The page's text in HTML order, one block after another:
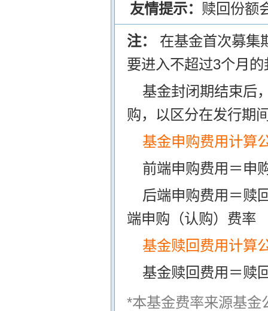
友情提示： 赎回份额
注： 在基金首次募集
要进入不超过3个月
基金封闭期结束后
购，以区分在发行期
基金申购费用计算
前端申购费用＝申
后端申购费用＝赎
端申购（认购）费率
基金赎回费用计算
基金赎回费用＝赎
*本基金费率来源基金